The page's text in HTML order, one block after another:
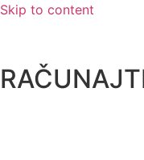
Skip to content